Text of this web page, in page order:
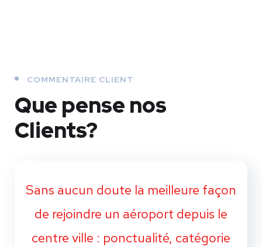
COMMENTAIRE CLIENT
Que pense nos
Clients?
Sans aucun doute la meilleure façon
de rejoindre un aéroport depuis le
centre ville : ponctualité, catégorie